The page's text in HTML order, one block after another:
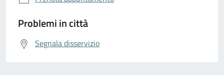
Problemi in città
Segnala disservizio